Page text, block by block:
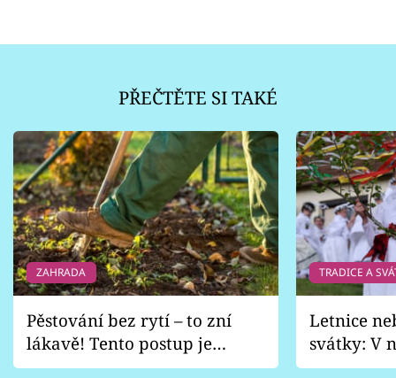
PŘEČTĚTE SI TAKÉ
ZAHRADA
Pěstování bez rytí – to zní
lákavě! Tento postup je
vhodný jen pro některé
TRADICE A
Letnice
svátky: V
pondělí